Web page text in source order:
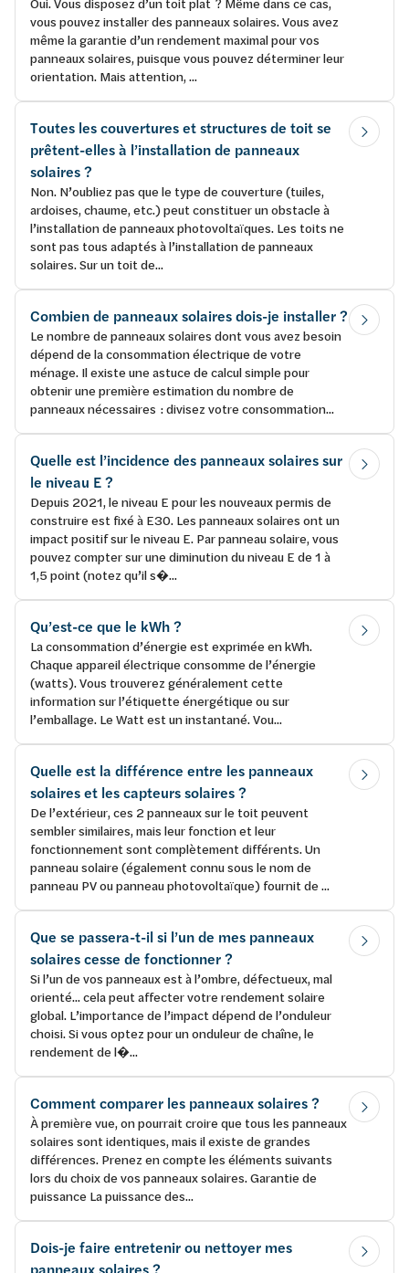
vous pouvez installer des panneaux solaires. Vous avez
même la garantie d’un rendement maximal pour vos
panneaux solaires, puisque vous pouvez déterminer leur
orientation. Mais attention, ...
Toutes les couvertures et structures de toit se
prêtent-elles à l’installation de panneaux
solaires ?
Non. N’oubliez pas que le type de couverture (tuiles,
ardoises, chaume, etc.) peut constituer un obstacle à
l’installation de panneaux photovoltaïques. Les toits ne
sont pas tous adaptés à l’installation de panneaux
solaires. Sur un toit de...
Combien de panneaux solaires dois-je installer ?
Le nombre de panneaux solaires dont vous avez besoin
dépend de la consommation électrique de votre
ménage. Il existe une astuce de calcul simple pour
obtenir une première estimation du nombre de
panneaux nécessaires : divisez votre consommation...
Quelle est l’incidence des panneaux solaires sur
le niveau E ?
Depuis 2021, le niveau E pour les nouveaux permis de
construire est fixé à E30. Les panneaux solaires ont un
impact positif sur le niveau E. Par panneau solaire, vous
pouvez compter sur une diminution du niveau E de 1 à
1,5 point (notez qu’il s�...
Qu’est-ce que le kWh ?
La consommation d’énergie est exprimée en kWh.
Chaque appareil électrique consomme de l’énergie
(watts). Vous trouverez généralement cette
information sur l’étiquette énergétique ou sur
l’emballage. Le Watt est un instantané. Vou...
Quelle est la différence entre les panneaux
solaires et les capteurs solaires ?
De l’extérieur, ces 2 panneaux sur le toit peuvent
sembler similaires, mais leur fonction et leur
fonctionnement sont complètement différents. Un
panneau solaire (également connu sous le nom de
panneau PV ou panneau photovoltaïque) fournit de ...
Que se passera-t-il si l’un de mes panneaux
solaires cesse de fonctionner ?
Si l’un de vos panneaux est à l’ombre, défectueux, mal
orienté... cela peut affecter votre rendement solaire
global. L’importance de l’impact dépend de l’onduleur
choisi. Si vous optez pour un onduleur de chaîne, le
rendement de l�...
Comment comparer les panneaux solaires ?
À première vue, on pourrait croire que tous les panneaux
solaires sont identiques, mais il existe de grandes
différences. Prenez en compte les éléments suivants
lors du choix de vos panneaux solaires. Garantie de
puissance La puissance des...
Dois-je faire entretenir ou nettoyer mes